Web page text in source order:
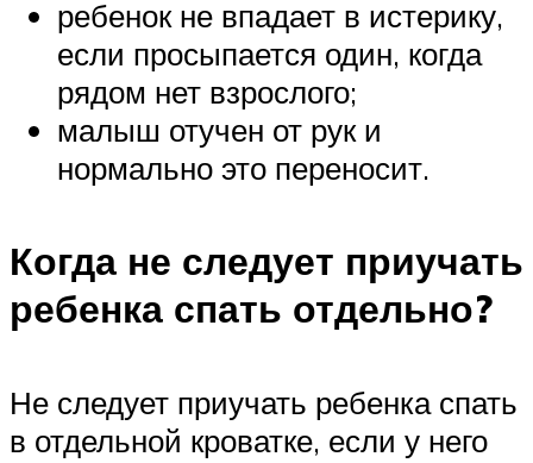
ребенок не впадает в истерику,
если просыпается один, когда
рядом нет взрослого;
малыш отучен от рук и
нормально это переносит.
Когда не следует приучать
ребенка спать отдельно?
Не следует приучать ребенка спать
в отдельной кроватке, если у него